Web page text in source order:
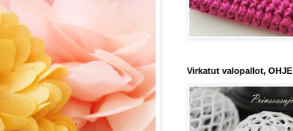
Virkatut valopallot, OHJE